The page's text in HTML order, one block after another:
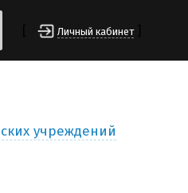
Личный кабинет
учреждений